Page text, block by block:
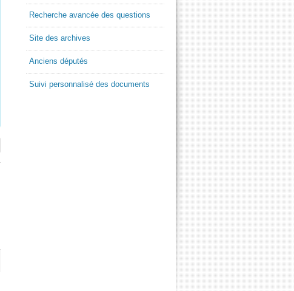
Recherche avancée des questions
Site des archives
Anciens députés
Suivi personnalisé des documents